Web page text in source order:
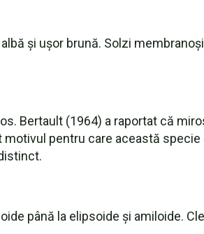
și ușor brună. Solzi
Bertault (1964) a raportat că
pentru care această specie
până la elipsoide și amiloide.